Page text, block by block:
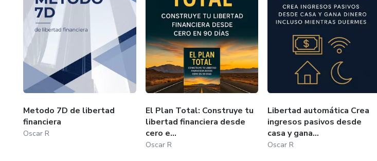
Metodo 7D de libertad
financiera
Oscar R
El Plan Total: Construye tu
libertad financiera desde
cero e...
Oscar R
Libertad automática Crea
ingresos pasivos desde
casa y gana...
Oscar R